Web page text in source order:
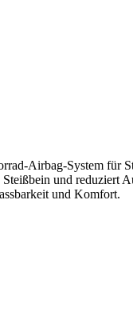
Airbag-System für
und reduziert
und Komfort.